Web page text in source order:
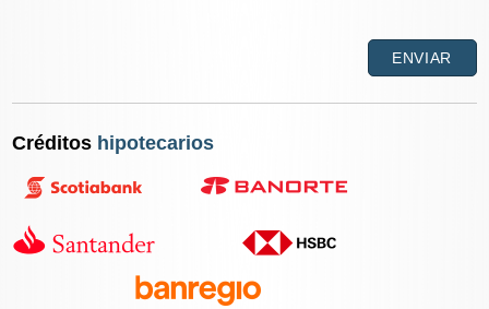
Créditos hipotecarios